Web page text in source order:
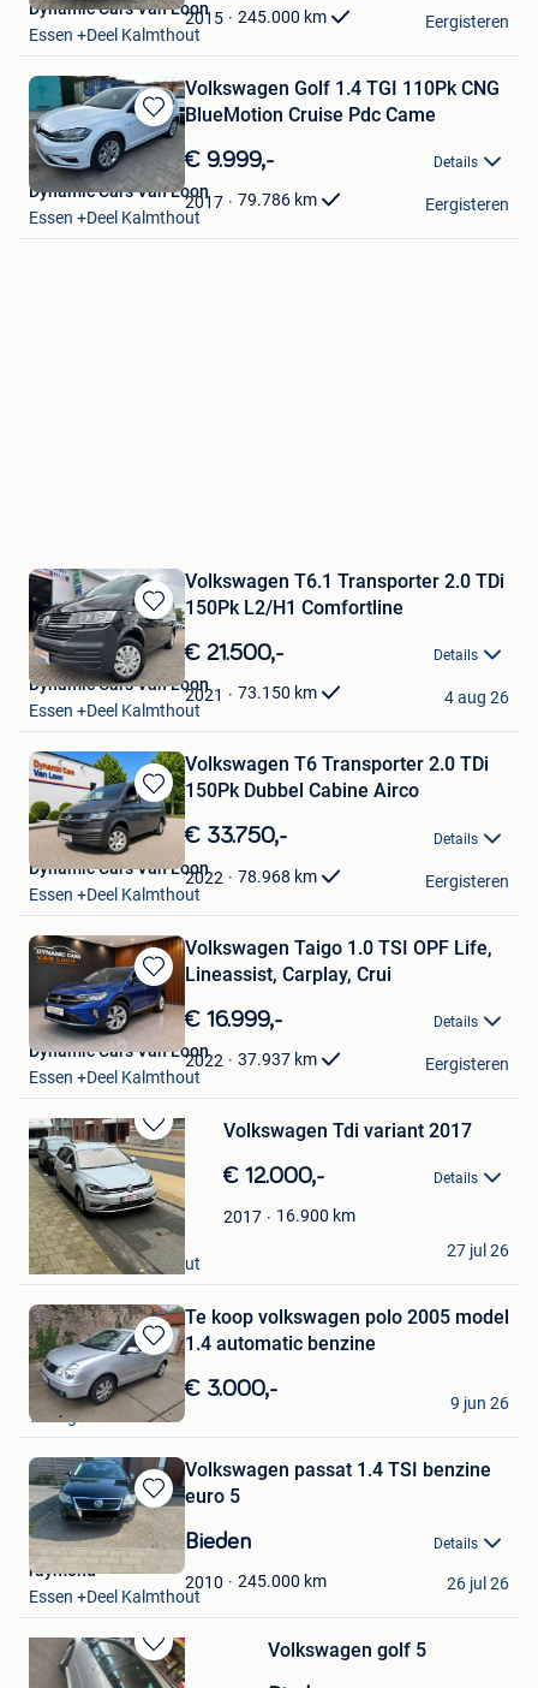
Favorieten2015 245.000 km
Dynamic Cars Van Loon
Essen +Deel Kalmthout
Eergisteren
Bewaren
in
Mijn
Favorieten
Volkswagen Golf 1.4 TGI 110Pk CNG
BlueMotion Cruise Pdc Came
€ 9.999,- Details
2017 79.786 km
Dynamic Cars Van Loon
Essen +Deel Kalmthout
Eergisteren
Bewaren
in
Mijn
Favorieten
Volkswagen T6.1 Transporter 2.0 TDi
150Pk L2/H1 Comfortline
€ 21.500,- Details
2021 73.150 km
Dynamic Cars Van Loon
Essen +Deel Kalmthout
4 aug 26
Bewaren
in
Mijn
Favorieten
Volkswagen T6 Transporter 2.0 TDi
150Pk Dubbel Cabine Airco
€ 33.750,- Details
2022 78.968 km
Dynamic Cars Van Loon
Essen +Deel Kalmthout
Eergisteren
Bewaren
in
Mijn
Favorieten
Volkswagen Taigo 1.0 TSI OPF Life,
Lineassist, Carplay, Crui
€ 16.999,- Details
2022 37.937 km
Dynamic Cars Van Loon
Essen +Deel Kalmthout
Eergisteren
Bewaren
in
Mijn
Favorieten
Volkswagen Tdi variant 2017
€ 12.000,- Details
2017 16.900 km
H
Essen +Deel Kalmthout
27 jul 26
Bewaren
in
Mijn
Favorieten
Te koop volkswagen polo 2005 model
1.4 automatic benzine
€ 3.000,-
IKE
Waregem
9 jun 26
Bewaren
in
Mijn
Favorieten
Volkswagen passat 1.4 TSI benzine
euro 5
Bieden Details
2010 245.000 km
raymond
Essen +Deel Kalmthout
26 jul 26
Bewaren
Volkswagen golf 5